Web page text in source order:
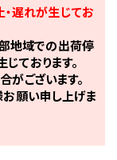
遅れが生じてお
地域での出荷停
ております。
がございます。
お願い申し上げま